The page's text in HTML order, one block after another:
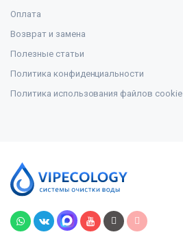
Оплата
Возврат и замена
Полезные статьи
Политика конфиденциальности
Политика использования файлов cookie